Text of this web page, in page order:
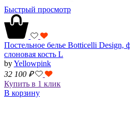
Быстрый просмотр
Постельное белье Botticelli Design,
слоновая кость L
byYellowpink
32 100 ₽
Купить в 1 клик
В корзину